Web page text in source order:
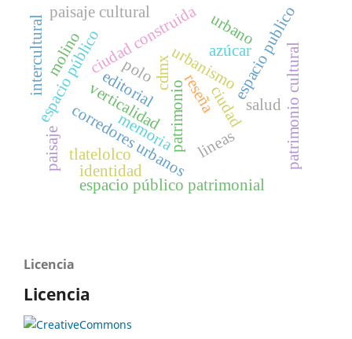
verticalidad
lineas
ciudad
urbanismo
cdmx
corredores urbanos
editorial espacio publico
patrimonio
ciudad construida
espacio público
espacio público patrimonial
tlatelolco
salud
paisaje
reseña
molino azúcar patrimonio cultural
intercultural urbano
paisaje cultural
polo
identidad
memoria
Licencia
Licencia